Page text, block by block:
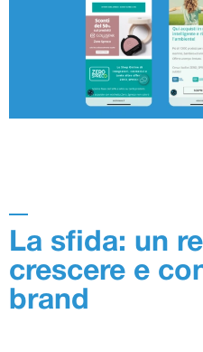
La sfida: un
crescere e
brand